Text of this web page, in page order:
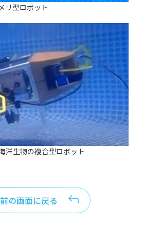
リ型ロボット
洋生物の複合型ロボット
前の画面に戻る